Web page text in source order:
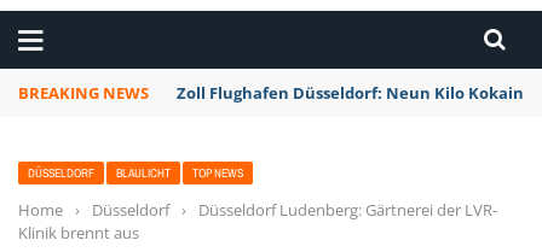
BREAKING NEWS Zoll Flughafen Düsseldorf: Neun Kilo Kokain
DÜSSELDORF BLAULICHT TOP NEWS
Home › Düsseldorf ›
Düsseldorf Ludenberg: Gärtnerei der LVR-
Klinik brennt aus